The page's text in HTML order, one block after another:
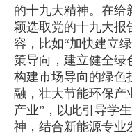
的十九大精神。在给
颖选取党的十九大报
容，比如“加快建立
策导向，建立健全绿
构建市场导向的绿色
融，壮大节能环保产
产业”，以此引导学
神，结合新能源专业